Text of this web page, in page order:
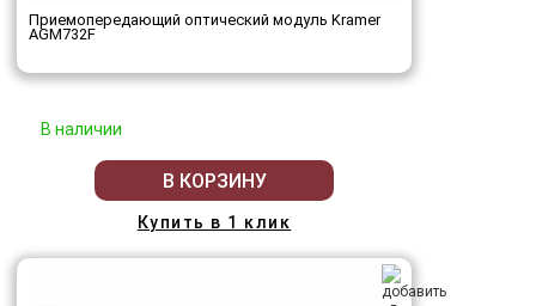
Приемопередающий оптический модуль Kramer
AGM732F
В наличии
В КОРЗИНУ
Купить в 1 клик